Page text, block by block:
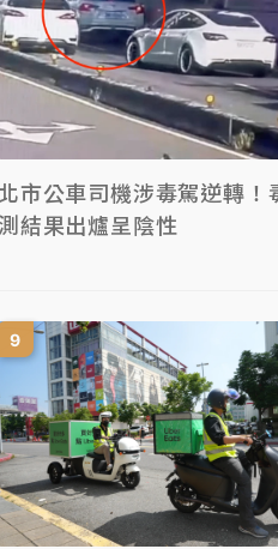
市公車司機涉毒駕逆轉！
測結果出爐呈陰性